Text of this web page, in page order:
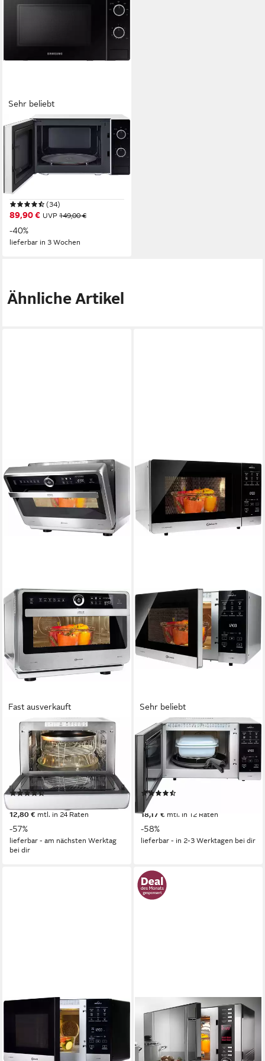
Sehr beliebt
SAMSUNG
Mikrowelle
MS20A3010AHEG
1050W
20 l Kapazität
5 Leistungsstufen
(34)
89,90 € UVP 149,00 €
-40%
lieferbar in 3 Wochen
Ähnliche Artikel
Fast ausverkauft
BAUKNECHT
Mikrowelle MW 179 IN
1200W Leistung
33 l Kapazität
Leistungsstufen
(654)
12,80 € mtl. in 24 Raten
-57%
lieferbar - am nächsten Werktag
bei dir
Sehr beliebt
BAUKNECHT
Mikrowelle MW 49 SL
1900W
Leistung
25 l Kapazität
Leistungsstufen
199,00 €
18,17 € mtl. in 12 Raten
-58%
lieferbar - in 2-3 Werktagen bei dir